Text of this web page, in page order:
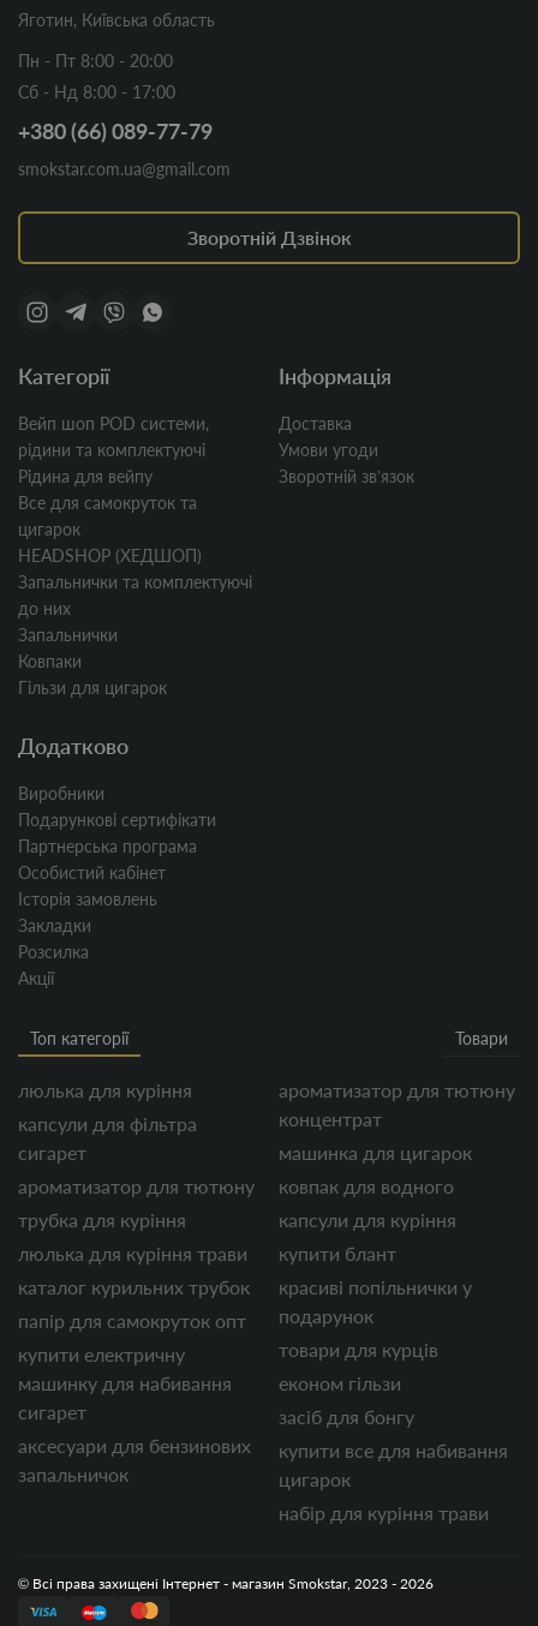
Яготин, Київська область
Пн - Пт 8:00 - 20:00
Сб - Нд 8:00 - 17:00
+380 (66) 089-77-79
smokstar.com.ua@gmail.com
Зворотній Дзвінок
Категорії
Вейп шоп POD системи,
рідини та комплектуючі
Рідина для вейпу
Все для самокруток та
цигарок
HEADSHOP (ХЕДШОП)
Запальнички та комплектуючі
до них
Запальнички
Ковпаки
Гільзи для цигарок
Інформація
Доставка
Умови угоди
Зворотній звʼязок
Додатково
Виробники
Подарункові сертифікати
Партнерська програма
Особистий кабінет
Історія замовлень
Закладки
Розсилка
Акції
Топ категорії Товари
люлька для куріння
капсули для фільтра
сигарет
ароматизатор для тютюну
трубка для куріння
люлька для куріння трави
каталог курильних трубок
папір для самокруток опт
купити електричну
машинку для набивання
сигарет
аксесуари для бензинових
запальничок
ароматизатор для тютюну
концентрат
машинка для цигарок
ковпак для водного
капсули для куріння
купити блант
красиві попільнички у
подарунок
товари для курців
економ гільзи
засіб для бонгу
купити все для набивання
цигарок
набір для куріння трави
© Всі права захищені Інтернет - магазин Smokstar, 2023 - 2026